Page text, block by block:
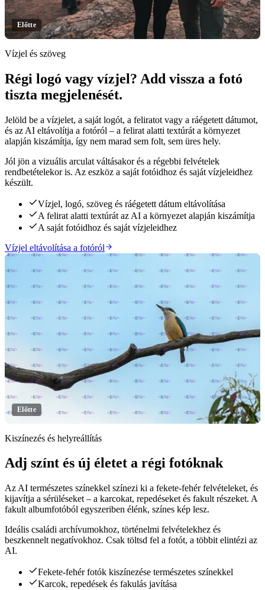
Kattints a felfedéshez
Előtte
Vízjel és szöveg
Régi logó vagy vízjel? Add vissza a fotó
tiszta megjelenését.
Jelöld be a vízjelet, a saját logót, a feliratot vagy a ráégetett dátumot,
és az AI eltávolítja a fotóról – a felirat alatti textúrát a környezet
alapján kiszámítja, így nem marad sem folt, sem üres hely.
Jól jön a vizuális arculat váltásakor és a régebbi felvételek
rendbetételekor is. Az eszköz a saját fotóidhoz és saját vízjeleidhez
készült.
Vízjel, logó, szöveg és ráégetett dátum eltávolítása
A felirat alatti textúrát az AI a környezet alapján kiszámítja
A saját fotóidhoz és saját vízjeleidhez
Vízjel eltávolítása a fotóról
Kattints a felfedéshez
Előtte
Kiszínezés és helyreállítás
Adj színt és új életet a régi fotóknak
Az AI természetes színekkel színezi ki a fekete-fehér felvételeket, és
kijavítja a sérüléseket – a karcokat, repedéseket és fakult részeket. A
fakult albumfotóból egyszeriben élénk, színes kép lesz.
Ideális családi archívumokhoz, történelmi felvételekhez és
beszkennelt negatívokhoz. Csak töltsd fel a fotót, a többit elintézi az
AI.
Fekete-fehér fotók kiszínezése természetes színekkel
Karcok, repedések és fakulás javítása